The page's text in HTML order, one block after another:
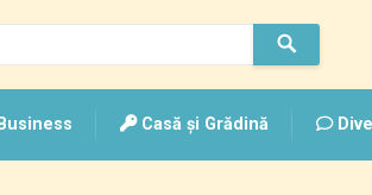
Business Casă și Grădină